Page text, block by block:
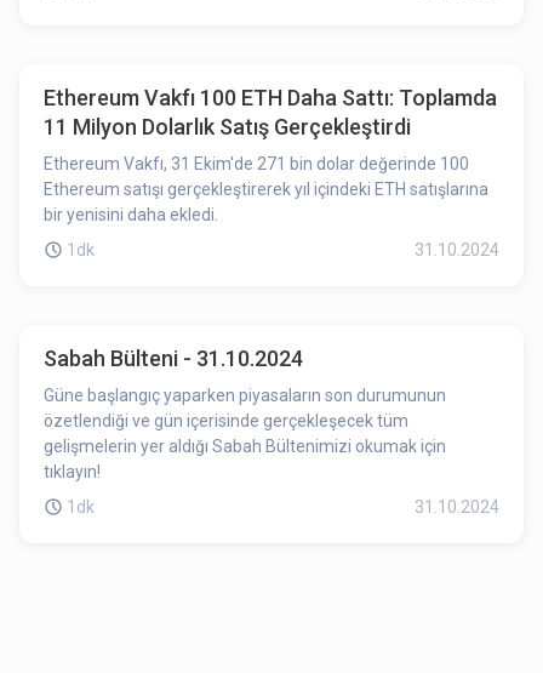
Ethereum Vakfı 100 ETH Daha Sattı: Toplamda
11 Milyon Dolarlık Satış Gerçekleştirdi
Ethereum Vakfı, 31 Ekim'de 271 bin dolar değerinde 100
Ethereum satışı gerçekleştirerek yıl içindeki ETH satışlarına
bir yenisini daha ekledi.
1dk
31.10.2024
Sabah Bülteni - 31.10.2024
Güne başlangıç yaparken piyasaların son durumunun
özetlendiği ve gün içerisinde gerçekleşecek tüm
gelişmelerin yer aldığı Sabah Bültenimizi okumak için
tıklayın!
1dk
31.10.2024